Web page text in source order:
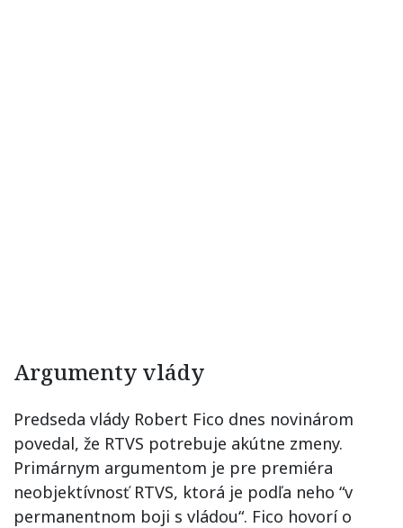
Argumenty vlády
Predseda vlády Robert Fico dnes novinárom
povedal, že RTVS potrebuje akútne zmeny.
Primárnym argumentom je pre premiéra
neobjektívnosť RTVS, ktorá je podľa neho “v
permanentnom boji s vládou“. Fico hovorí o